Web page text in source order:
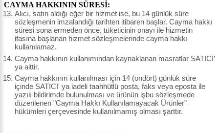
CAYMA HAKKININ SÜRESİ:
Alıcı, satın aldığı eğer bir hizmet ise, bu 14 günlük süre
sözleşmenin imzalandığı tarihten itibaren başlar. Cayma hakkı
süresi sona ermeden önce, tüketicinin onayı ile hizmetin
ifasına başlanan hizmet sözleşmelerinde cayma hakkı
kullanılamaz.
Cayma hakkının kullanımından kaynaklanan masraflar SATICI’
ya aittir.
Cayma hakkının kullanılması için 14 (ondört) günlük süre
içinde SATICI' ya iadeli taahhütlü posta, faks veya eposta ile
yazılı bildirimde bulunulması ve ürünün işbu sözleşmede
düzenlenen "Cayma Hakkı Kullanılamayacak Ürünler"
hükümleri çerçevesinde kullanılmamış olması şarttır.